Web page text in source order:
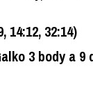
14:12, 32:14)
3 body a 9